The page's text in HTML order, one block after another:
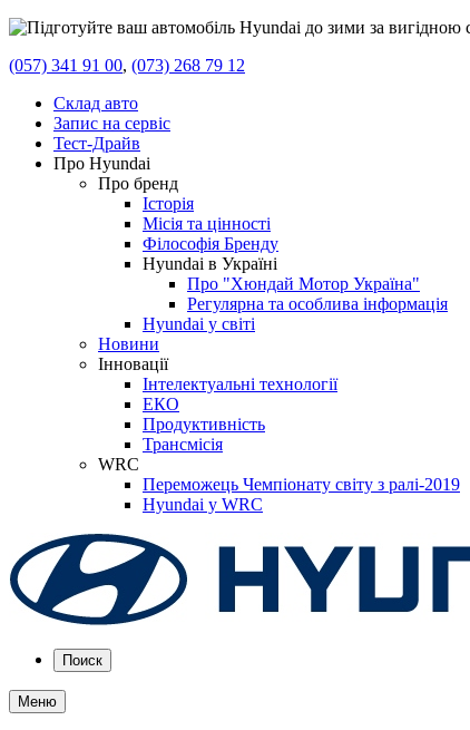
(057) 341 91 00, (073) 268 79 12
Склад авто
Запис на сервіс
Тест-Драйв
Про Hyundai
Про бренд
Історія
Місія та цінності
Філософія Бренду
Hyundai в Україні
Про "Хюндай Мотор Україна"
Регулярна та особлива інформація
Hyundai у світі
Новини
Інновації
Інтелектуальні технології
ЕКО
Продуктивність
Трансмісія
WRC
Переможець Чемпіонату світу з ралі-2019
Hyundai у WRC
Поиск
Меню